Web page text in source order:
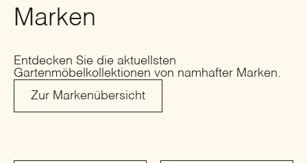
Marken
Entdecken Sie die aktuellsten
Gartenmöbelkollektionen von namhafter Marken.
Zur Markenübersicht